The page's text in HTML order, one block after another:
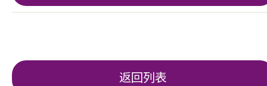
返回列表